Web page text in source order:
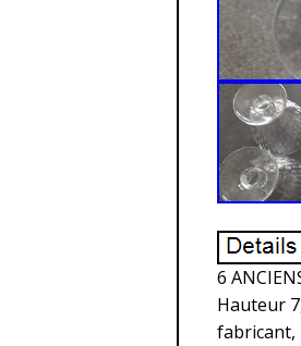
6
Hauteur
fabricant,